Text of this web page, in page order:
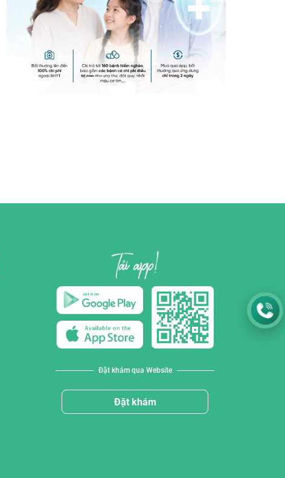
Đặt khám qua Website
Đặt khám